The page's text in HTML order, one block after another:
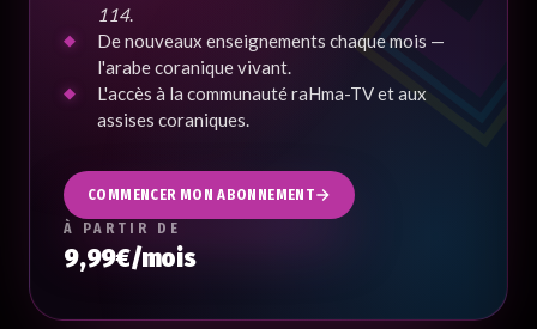
114.
De nouveaux enseignements chaque mois —
l'arabe coranique vivant.
L'accès à la communauté raHma-TV et aux
assises coraniques.
COMMENCER MON ABONNEMENT
À PARTIR DE
9,99€/mois